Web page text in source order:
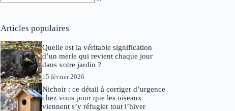
Articles populaires
Quelle est la véritable signification
d’un merle qui revient chaque jour
dans votre jardin ?
15 février 2026
Nichoir : ce détail à corriger d’urgence
chez vous pour que les oiseaux
viennent s’y réfugier tout l’hiver